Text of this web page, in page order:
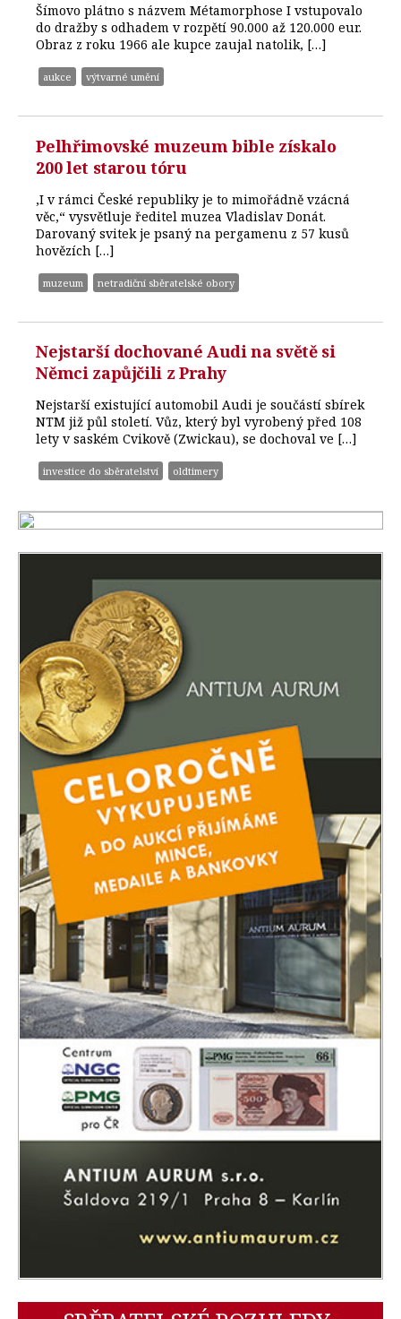
Šímovo plátno s názvem Métamorphose I vstupovalo
do dražby s odhadem v rozpětí 90.000 až 120.000 eur.
Obraz z roku 1966 ale kupce zaujal natolik, […]
aukce výtvarné umění
Pelhřimovské muzeum bible získalo
200 let starou tóru
,I v rámci České republiky je to mimořádně vzácná
věc,“ vysvětluje ředitel muzea Vladislav Donát.
Darovaný svitek je psaný na pergamenu z 57 kusů
hovězích […]
muzeum netradiční sběratelské obory
Nejstarší dochované Audi na světě si
Němci zapůjčili z Prahy
Nejstarší existující automobil Audi je součástí sbírek
NTM již půl století. Vůz, který byl vyrobený před 108
lety v saském Cvikově (Zwickau), se dochoval ve […]
investice do sběratelství oldtimery